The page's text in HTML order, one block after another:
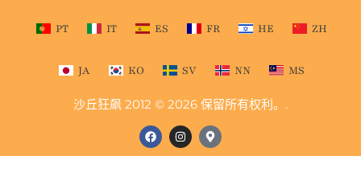
PT IT ES FR HE ZH
JA KO SV NN MS
沙丘狂飙 2012 © 2026 保留所有权利。.